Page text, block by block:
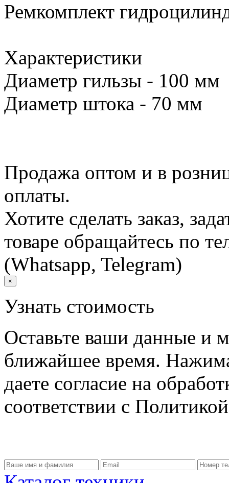
Ремкомплект
Характеристики
Диаметр гильзы - 100 мм
Диаметр штока - 70 мм
Продажа оптом и в
оплаты.
Хотите сделать заказ,
товаре обращайтесь по
(Whatsapp, Telegram)
×
Узнать стоимость
Оставьте ваши данные и
ближайшее время.
даете согласие на
соответствии с